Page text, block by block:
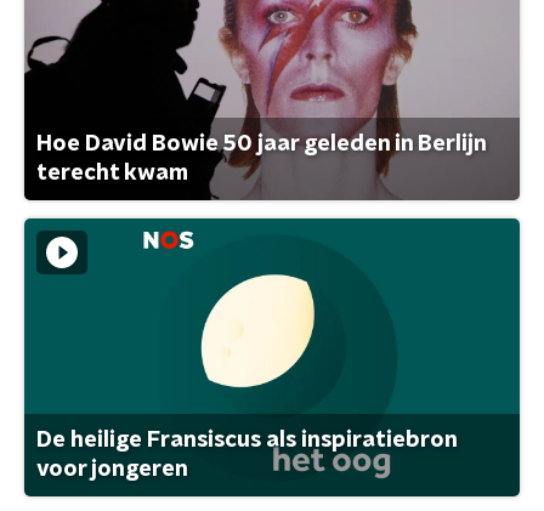
Hoe David Bowie 50 jaar geleden in Berlijn
terecht kwam
De heilige Fransiscus als inspiratiebron
voor jongeren